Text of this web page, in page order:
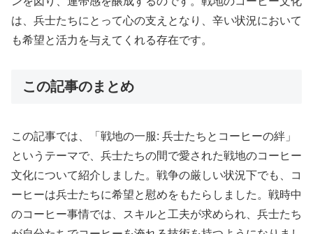
は、兵士たちにとって心の支えとなり、辛い状況において
も希望と活力を与えてくれる存在です。
この記事のまとめ
この記事では、「戦地の一服: 兵士たちとコーヒーの絆」
というテーマで、兵士たちの間で愛された戦地のコーヒー
文化について紹介しました。戦争の厳しい状況下でも、コ
ーヒーは兵士たちに希望と慰めをもたらしました。戦時中
のコーヒー事情では、スキルと工夫が求められ、兵士たち